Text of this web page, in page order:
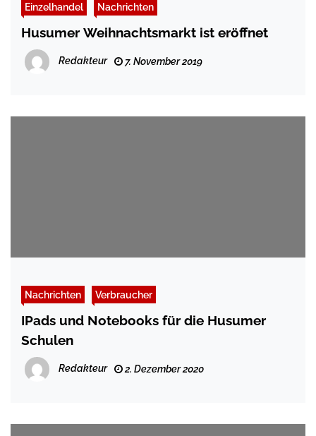
Einzelhandel Nachrichten
Husumer Weihnachtsmarkt ist eröffnet
Redakteur 7. November 2019
Nachrichten Verbraucher
IPads und Notebooks für die Husumer
Schulen
Redakteur 2. Dezember 2020